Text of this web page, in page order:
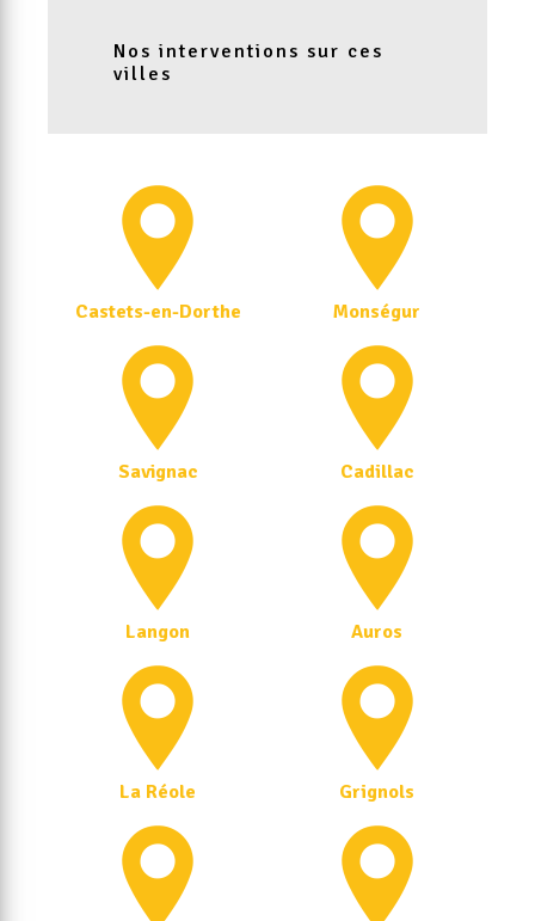
Nos interventions sur ces
villes
Castets-en-Dorthe Monségur
Savignac Cadillac
Langon Auros
La Réole Grignols